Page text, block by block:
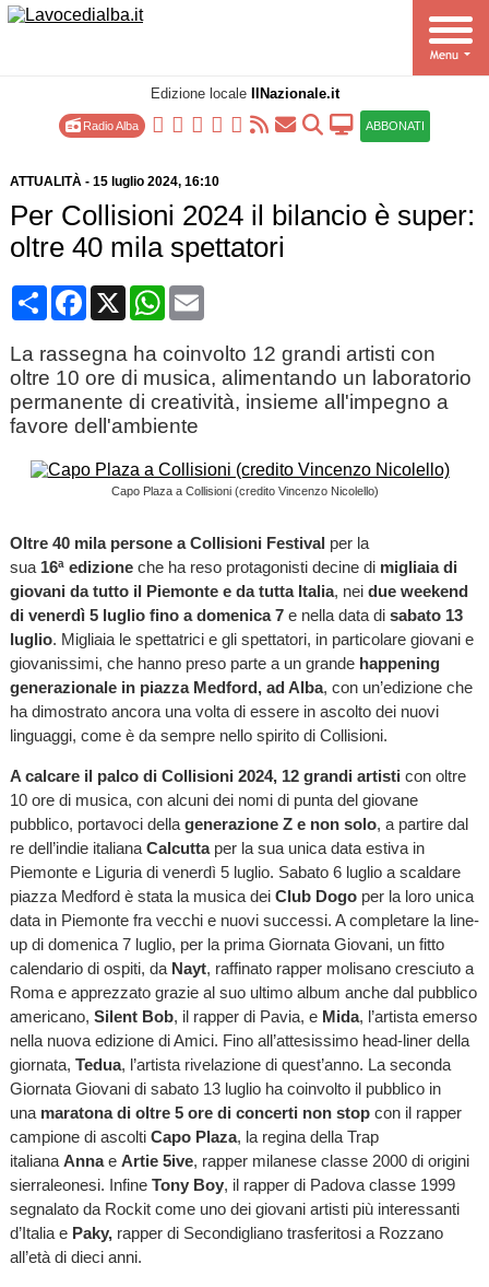
Edizione locale IlNazionale.it
Radio Alba ABBONATI
ATTUALITÀ- 15 luglio 2024, 16:10
Per Collisioni 2024 il bilancio è super:
oltre 40 mila spettatori
CondividiFacebook
X WhatsApp
Email
La rassegna ha coinvolto 12 grandi artisti con
oltre 10 ore di musica, alimentando un laboratorio
permanente di creatività, insieme all'impegno a
favore dell'ambiente
Capo Plaza a Collisioni (credito Vincenzo Nicolello)
Oltre 40 mila persone a Collisioni Festival per la
sua 16ª edizioneche ha reso protagonisti decine di migliaia di
giovani da tutto il Piemonte e da tutta Italia, nei due weekend
di venerdì 5 luglio fino a domenica 7e nella data di sabato 13
luglio. Migliaia le spettatrici e gli spettatori, in particolare giovani e
giovanissimi, che hanno preso parte a un grande happening
generazionale in piazza Medford, ad Alba, con un’edizione che
ha dimostrato ancora una volta di essere in ascolto dei nuovi
linguaggi, come è da sempre nello spirito di Collisioni.
A calcare il palco di Collisioni 2024, 12 grandi artisti con oltre
10 ore di musica, con alcuni dei nomi di punta del giovane
pubblico, portavoci della generazione Z e non solo, a partire dal
re dell’indie italiana Calcutta per la sua unica data estiva in
Piemonte e Liguria di venerdì 5 luglio. Sabato 6 luglio a scaldare
piazza Medford è stata la musica dei Club Dogoper la loro unica
data in Piemonte fra vecchi e nuovi successi. A completare la line-
up di domenica 7 luglio, per la prima Giornata Giovani, un fitto
calendario di ospiti, da Nayt, raffinato rapper molisano cresciuto a
Roma e apprezzato grazie al suo ultimo album anche dal pubblico
americano, Silent Bob, il rapper di Pavia, e Mida, l’artista emerso
nella nuova edizione di Amici. Fino all’attesissimo head-liner della
giornata, Tedua, l’artista rivelazione di quest’anno. La seconda
Giornata Giovani di sabato 13 luglio ha coinvolto il pubblico in
una maratona di oltre 5 ore di concerti non stopcon il rapper
campione di ascolti Capo Plaza, la regina della Trap
italiana Annae Artie 5ive, rapper milanese classe 2000 di origini
sierraleonesi. Infine Tony Boy, il rapper di Padova classe 1999
segnalato da Rockit come uno dei giovani artisti più interessanti
d’Italia e Paky,rapper di Secondigliano trasferitosi a Rozzano
all’età di dieci anni.